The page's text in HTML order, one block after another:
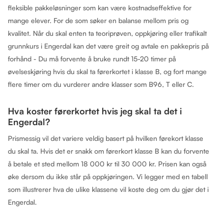
fleksible pakkeløsninger som kan være kostnadseffektive for
mange elever. For de som søker en balanse mellom pris og
kvalitet. Når du skal enten ta teoriprøven, oppkjøring eller trafikalt
grunnkurs i Engerdal kan det være greit og avtale en pakkepris på
forhånd - Du må forvente å bruke rundt 15-20 timer på
øvelseskjøring hvis du skal ta førerkortet i klasse B, og fort mange
flere timer om du vurderer andre klasser som B96, T eller C.
Hva koster førerkortet hvis jeg skal ta det i
Engerdal?
Prismessig vil det variere veldig basert på hvilken førekort klasse
du skal ta. Hvis det er snakk om førerkort klasse B kan du forvente
å betale et sted mellom 18 000 kr til 30 000 kr. Prisen kan også
øke dersom du ikke står på oppkjøringen. Vi legger med en tabell
som illustrerer hva de ulike klassene vil koste deg om du gjør det i
Engerdal.